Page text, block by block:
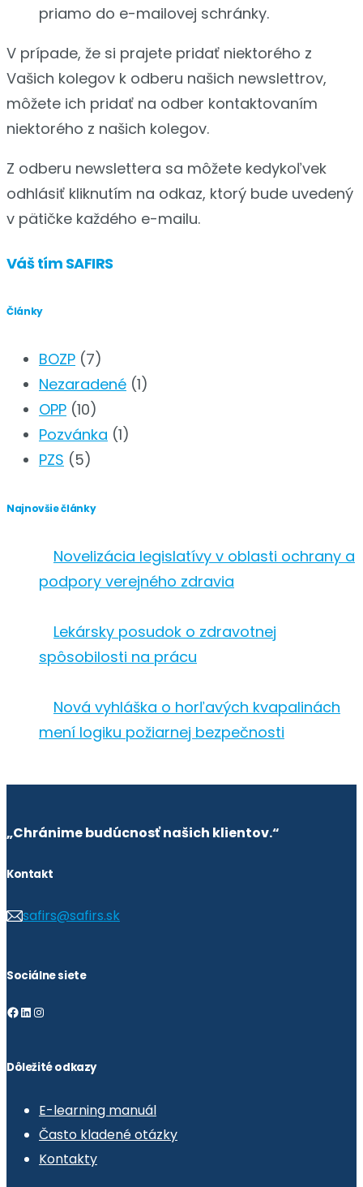
priamo do e-mailovej schránky.
V prípade, že si prajete pridať niektorého z
Vašich kolegov k odberu našich newslettrov,
môžete ich pridať na odber kontaktovaním
niektorého z našich kolegov.
Z odberu newslettera sa môžete kedykoľvek
odhlásiť kliknutím na odkaz, ktorý bude uvedený
v pätičke každého e-mailu.
Váš tím SAFIRS
Články
BOZP (7)
Nezaradené (1)
OPP (10)
Pozvánka (1)
PZS (5)
Najnovšie články
Novelizácia legislatívy v oblasti ochrany a
podpory verejného zdravia
Lekársky posudok o zdravotnej
spôsobilosti na prácu
Nová vyhláška o horľavých kvapalinách
mení logiku požiarnej bezpečnosti
„Chránime budúcnosť našich klientov.“
Kontakt
safirs@safirs.sk
Sociálne siete
Facebook
LinkedIn
Instagram
Dôležité odkazy
E-learning manuál
Často kladené otázky
Kontakty